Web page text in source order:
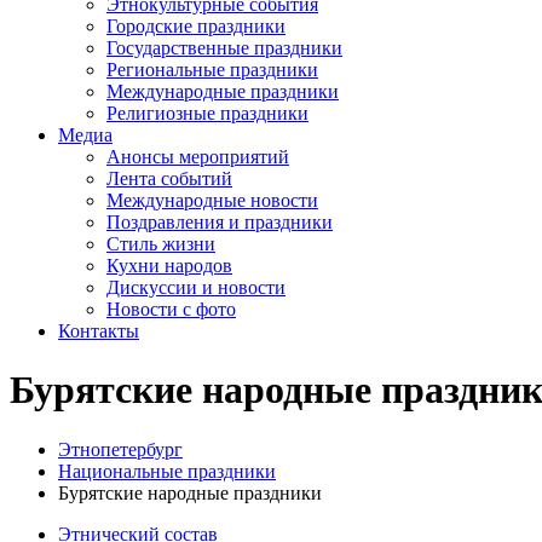
Этнокультурные события
Городские праздники
Государственные праздники
Региональные праздники
Международные праздники
Религиозные праздники
Медиа
Анонсы мероприятий
Лента событий
Международные новости
Поздравления и праздники
Cтиль жизни
Кухни народов
Дискуссии и новости
Новости с фото
Контакты
Бурятские народные
Этнопетербург
Национальные праздники
Бурятские народные праздники
Этнический состав